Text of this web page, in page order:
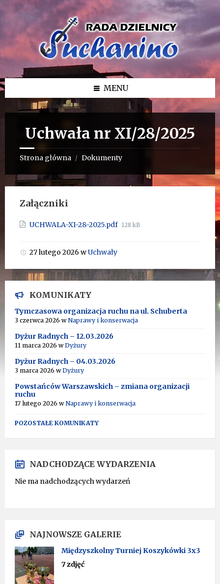
Przejdź
Przejdź
bocznego
Przejdź
MENU
Uchwała nr XI/28/2025
Strona główna / Dokumenty
Załączniki
UCHWALA-XI-28-2025.pdf Rozmiar
128 kB
27 lutego 2026 wUchwały
KOMUNIKATY
Tymczasowa organizacja ruchu na ul. Schuberta
3 czerwca 2026 wNaprawy i konserwacja
Dyżur Radnych – 12.03.2026
11 marca 2026 wDyżury
Dyżur Radnych – 04.03.2026
3 marca 2026 wDyżury
Powstańców Warszawskich – zmiana organizacji
ruchu
17 lutego 2026 wNaprawy i konserwacja
POZOSTAŁE KOMUNIKATY
NADCHODZĄCE WYDARZENIA
Nie ma nadchodzących wydarzeń
NAJNOWSZE GALERIE
Międzyszkolny Turniej Koszykówki 3x3
7 zdjęć